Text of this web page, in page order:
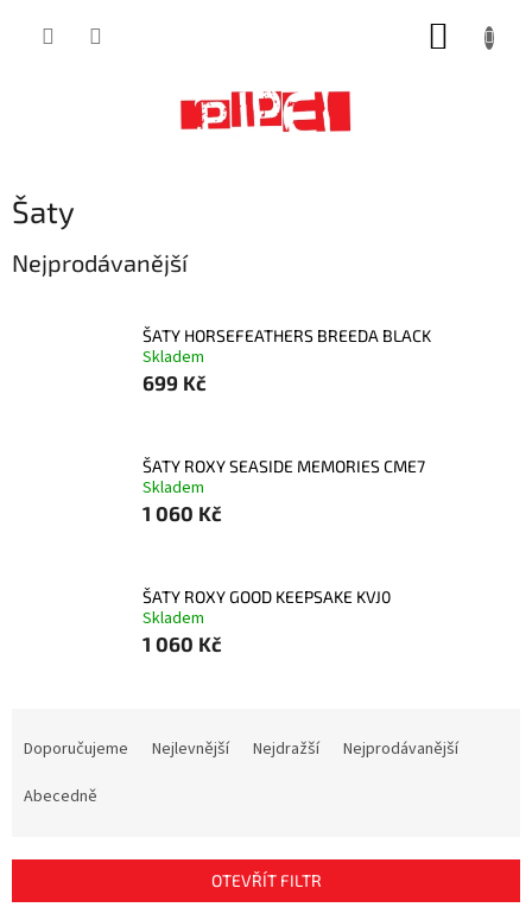
Šaty
Nejprodávanější
ŠATY HORSEFEATHERS BREEDA BLACK
Skladem
699 Kč
ŠATY ROXY SEASIDE MEMORIES CME7
Skladem
1 060 Kč
ŠATY ROXY GOOD KEEPSAKE KVJ0
Skladem
1 060 Kč
r
Doporučujeme Nejlevnější Nejdražší
Nejprodávanější
Abecedně
OTEVŘÍT FILTR